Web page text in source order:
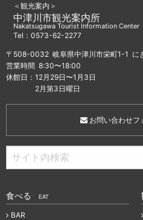
＜観光案内＞
中津川市観光案内所
Nakatsugawa Tourist Information Center
Tel：0573-62-2277
〒508-0032 岐阜県中津川市栄町1-1 に
営業時間 8:30〜18:00
休館日：12月29日〜1月3日
2月第3日曜日
お問い合わせフ
食べる EAT
BAR